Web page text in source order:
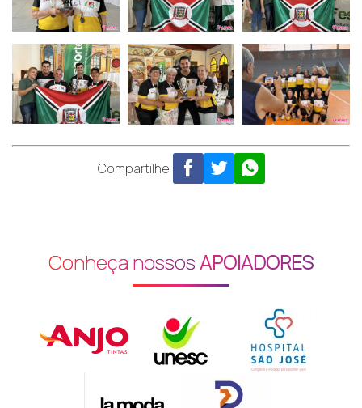
Compartilhe:
Conheça nossosAPOIADORES